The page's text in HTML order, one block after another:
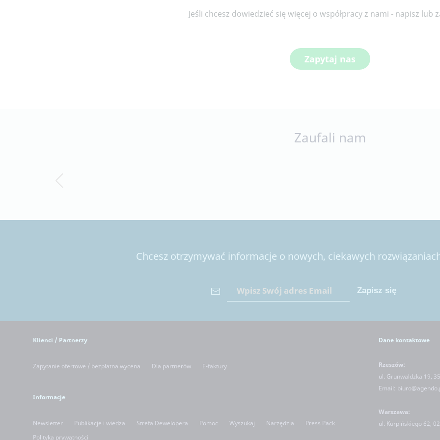
Jeśli chcesz dowiedzieć się więcej o współpracy z nami - napisz lub
Zapytaj nas
Zaufali nam
Chcesz otrzymywać informacje o nowych, ciekawych
Klienci / Partnerzy
Zapytanie ofertowe / bezpłatna wycena Dla partnerów E-faktury
Informacje
Newsletter Publikacje i wiedza Strefa Dewelopera Pomoc Wyszukaj Narzędzia
Press Pack
Polityka prywatności
Dane kontaktowe
Rzeszów:
ul. Grunwaldzka 19,
Email:
Warszawa:
ul. Kurpińskiego 62,